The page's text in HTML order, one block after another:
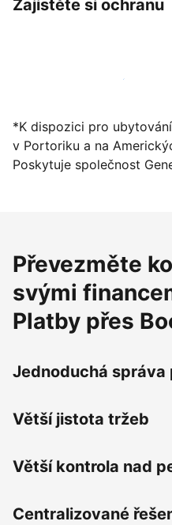
Zajistěte si ochranu
Zaregistrovat ubytování
*K dispozici pro
v Portoriku a na
Poskytuje společnost
Převezměte
svými
Platby přes
Jednoduchá správa
Větší jistota tržeb
Větší kontrola nad
Centralizované